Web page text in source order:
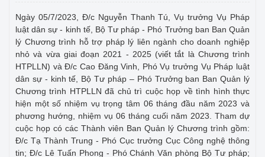
Ngày 05/7/2023, Đ/c Nguyễn Thanh Tú, Vụ trưởng Vụ Pháp
luật dân sự - kinh tế, Bộ Tư pháp - Phó Trưởng ban Ban Quản
lý Chương trình hỗ trợ pháp lý liên ngành cho doanh nghiệp
nhỏ và vừa giai đoạn 2021 - 2025 (viết tắt là Chương trình
HTPLLN) và Đ/c Cao Đăng Vinh, Phó Vụ trưởng Vụ Pháp luật
dân sự - kinh tế, Bộ Tư pháp – Phó Trưởng ban Ban Quản lý
Chương trình HTPLLN đã chủ trì cuộc họp về tình hình thực
hiện một số nhiệm vụ trọng tâm 06 tháng đầu năm 2023 và
phương hướng, nhiệm vụ 06 tháng cuối năm 2023. Tham dự
cuộc họp có các Thành viên Ban Quản lý Chương trình gồm:
Đ/c Tạ Thành Trung - Phó Cục trưởng Cục Công nghệ thông
tin; Đ/c Lê Tuấn Phong - Phó Chánh Văn phòng Bộ Tư pháp;